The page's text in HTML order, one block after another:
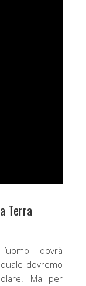
Terra
dovrà
dovremo
Ma per